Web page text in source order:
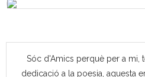
Sóc d'Amics perquè per a mi,
dedicació a la poesia, aquesta